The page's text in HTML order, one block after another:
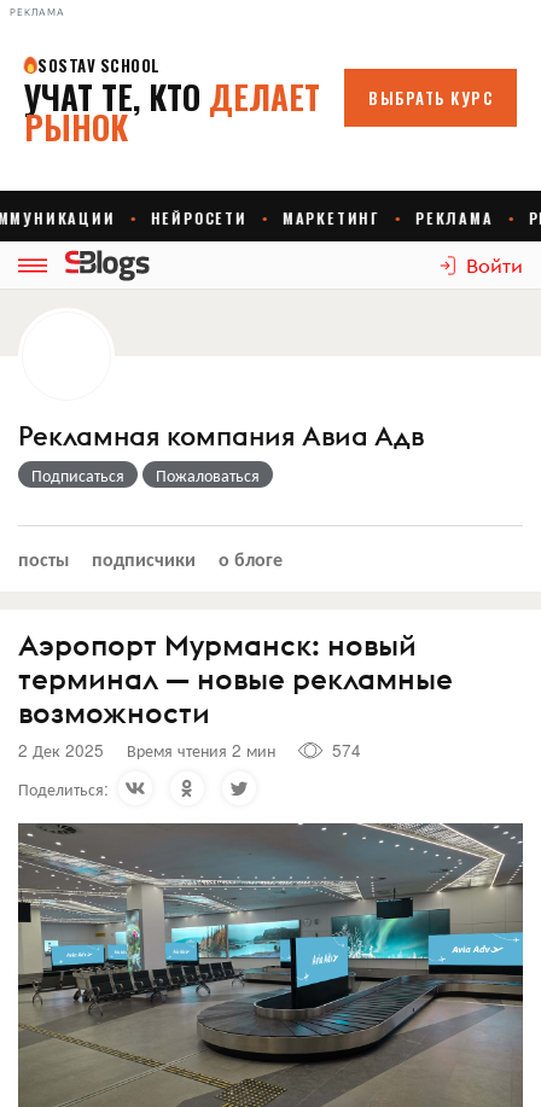
РЕКЛАМА
Войти
Рекламная компания Авиа Адв
Подписаться Пожаловаться
посты подписчики о блоге
Аэропорт Мурманск: новый
терминал — новые рекламные
возможности
2 Дек 2025 Время чтения 2 мин
574
Поделиться: